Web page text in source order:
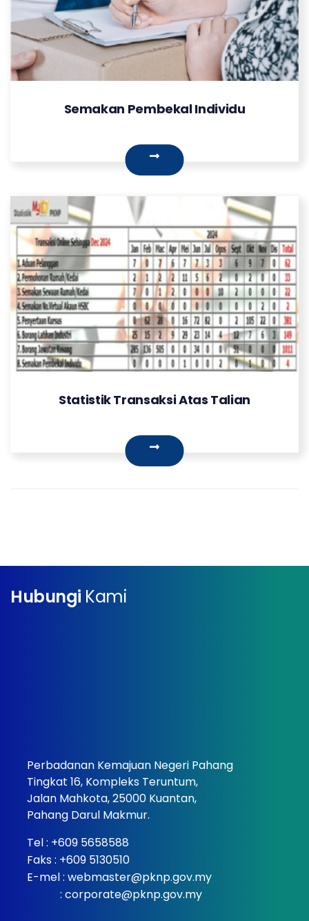
Semakan Pembekal Individu
Statistik Transaksi Atas Talian
Hubungi Kami
Perbadanan Kemajuan Negeri Pahang
Tingkat 16, Kompleks Teruntum,
Jalan Mahkota, 25000 Kuantan,
Pahang Darul Makmur.
Tel : +609 5658588
Faks : +609 5130510
E-mel : webmaster@pknp.gov.my
: corporate@pknp.gov.my